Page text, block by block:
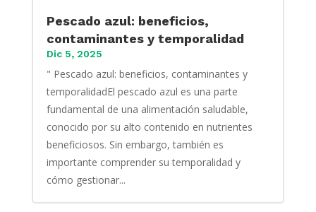
Pescado azul: beneficios,
contaminantes y temporalidad
Dic 5, 2025
" Pescado azul: beneficios, contaminantes y
temporalidadEl pescado azul es una parte
fundamental de una alimentación saludable,
conocido por su alto contenido en nutrientes
beneficiosos. Sin embargo, también es
importante comprender su temporalidad y
cómo gestionar...